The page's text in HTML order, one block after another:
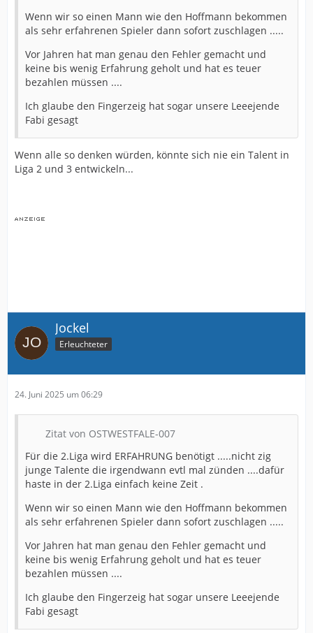
Wenn wir so einen Mann wie den Hoffmann bekommen
als sehr erfahrenen Spieler dann sofort zuschlagen .....
Vor Jahren hat man genau den Fehler gemacht und
keine bis wenig Erfahrung geholt und hat es teuer
bezahlen müssen ....
Ich glaube den Fingerzeig hat sogar unsere Leeejende
Fabi gesagt
Wenn alle so denken würden, könnte sich nie ein Talent in
Liga 2 und 3 entwickeln...
Jockel
Erleuchteter
24. Juni 2025 um 06:29
Zitat von OSTWESTFALE-007
Für die 2.Liga wird ERFAHRUNG benötigt .....nicht zig
junge Talente die irgendwann evtl mal zünden ....dafür
haste in der 2.Liga einfach keine Zeit .
Wenn wir so einen Mann wie den Hoffmann bekommen
als sehr erfahrenen Spieler dann sofort zuschlagen .....
Vor Jahren hat man genau den Fehler gemacht und
keine bis wenig Erfahrung geholt und hat es teuer
bezahlen müssen ....
Ich glaube den Fingerzeig hat sogar unsere Leeejende
Fabi gesagt